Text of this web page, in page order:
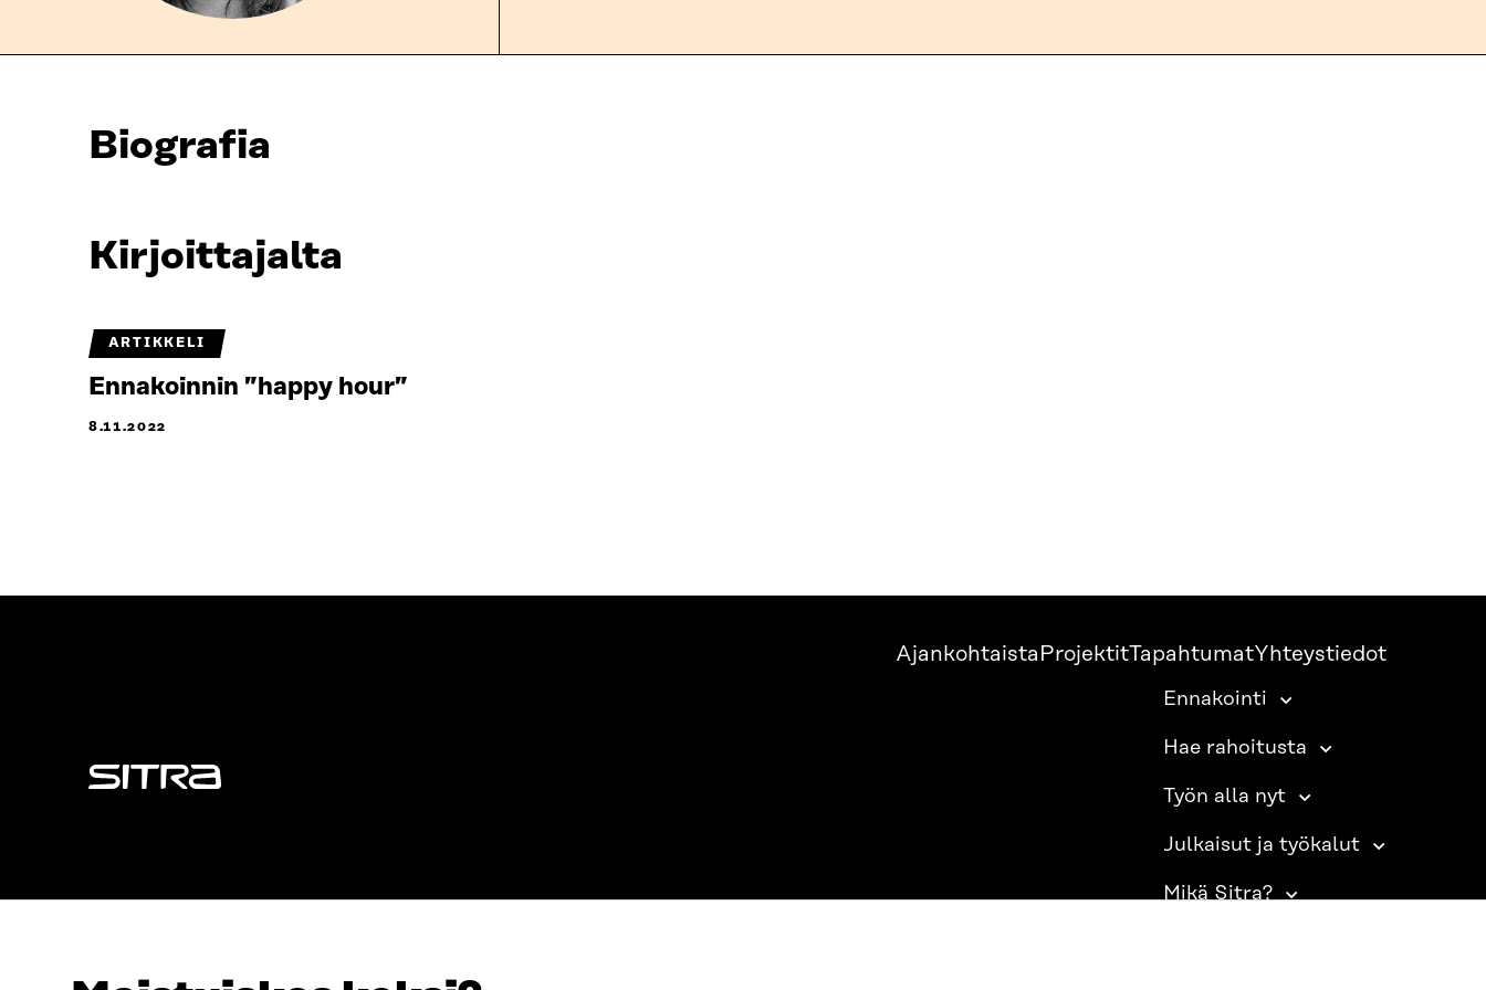
Biografia
Kirjoittajalta
ARTIKKELI
Ennakoinnin ”happy hour”
8.11.2022
Sitra
Ajankohtaista ProjektitTapahtumatYhteystiedot
Ennakointi
Hae rahoitusta
Työn alla nyt
Julkaisut ja työkalut
Mikä Sitra?